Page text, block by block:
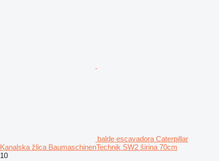
balde escavadora Caterpillar
Kanalska žlica BaumaschinenTechnik SW2 širina 70cm
10